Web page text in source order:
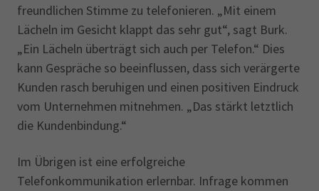
freundlichen Stimme zu telefonieren. „Mit einem
Lächeln im Gesicht klappt das sehr gut“, sagt Burk.
„Ein Lächeln überträgt sich auch per Telefon.“ Dies
kann Gespräche so beeinflussen, dass sich verärgerte
Kunden rasch beruhigen und einen positiven Eindruck
vom Unternehmen mitnehmen. „Das stärkt letztlich
die Kundenbindung.“
Im Übrigen ist eine erfolgreiche
Telefonkommunikation erlernbar. Infrage kommen